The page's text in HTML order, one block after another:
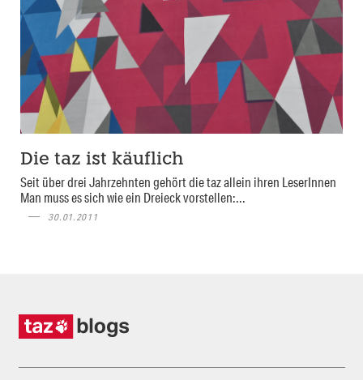
Die taz ist käuflich
Seit über drei Jahrzehnten gehört die taz allein ihren LeserInnen
Man muss es sich wie ein Dreieck vorstellen:...
30.01.2011